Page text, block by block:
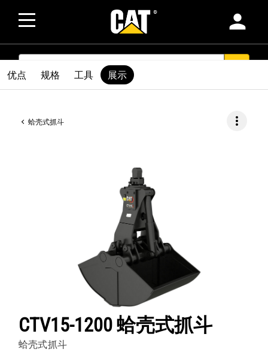
person
SEARCH
蛤壳式抓斗 more_vert
CTV15-1200 蛤壳式抓斗
蛤壳式抓斗
优点 规格 工具 展示